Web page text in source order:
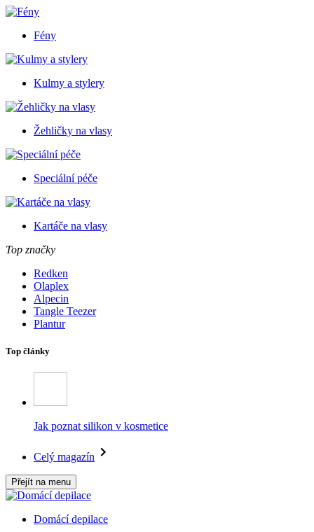
Fény
Kulmy a stylery
Žehličky na vlasy
Speciální péče
Kartáče na vlasy
Top značky
Redken
Olaplex
Alpecin
Tangle Teezer
Plantur
Top články
Jak poznat silikon v kosmetice
Celý magazín
Přejít na menu
Domácí depilace